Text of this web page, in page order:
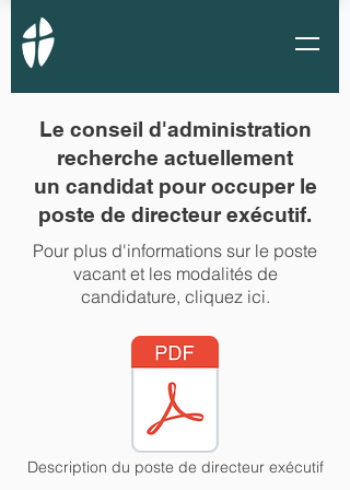
Le conseil d'administration
recherche actuellement
un candidat pour occuper le
poste de directeur exécutif.
Pour plus d'informations sur le poste
vacant et les modalités de
candidature, cliquez ici.
Description du poste de directeur exécutif